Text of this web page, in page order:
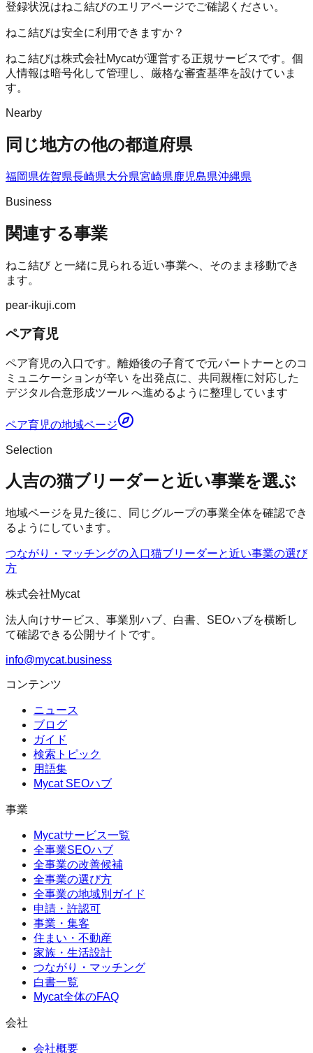
登録状況はねこ結びのエリアページでご確認ください。
ねこ結びは安全に利用できますか？
ねこ結びは株式会社Mycatが運営する正規サービスです。個
人情報は暗号化して管理し、厳格な審査基準を設けていま
す。
Nearby
同じ地方の他の都道府県
福岡県佐賀県長崎県大分県宮崎県鹿児島県沖縄県
Business
関連する事業
ねこ結びと一緒に見られる近い事業へ、そのまま移動でき
ます。
pear-ikuji.com
ペア育児
ペア育児の入口です。離婚後の子育てで元パートナーとのコ
ミュニケーションが辛い を出発点に、共同親権に対応した
デジタル合意形成ツール へ進めるように整理しています
ペア育児の地域ページ
Selection
人吉の猫ブリーダーと近い事業を選ぶ
地域ページを見た後に、同じグループの事業全体を確認でき
るようにしています。
つながり・マッチングの入口猫ブリーダーと近い事業の選び
方
株式会社Mycat
法人向けサービス、事業別ハブ、白書、SEOハブを横断し
て確認できる公開サイトです。
info@mycat.business
コンテンツ
ニュース
ブログ
ガイド
検索トピック
用語集
Mycat SEOハブ
事業
Mycatサービス一覧
全事業SEOハブ
全事業の改善候補
全事業の選び方
全事業の地域別ガイド
申請・許認可
事業・集客
住まい・不動産
家族・生活設計
つながり・マッチング
白書一覧
Mycat全体のFAQ
会社
会社概要